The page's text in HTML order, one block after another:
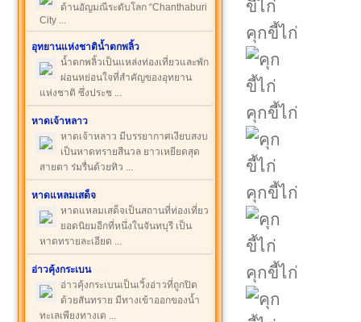
ด้านอัญมณีระดับโลก “Chanthaburi
City ...
อุทยานแห่งชาติน้ำตกพลิ้ว
น้ำตกพลิ้วเป็นแหล่งท่องเที่ยวและพัก
ผ่อนหย่อนใจที่สำคัญของอุทยาน
แห่งชาติ ซึ่งประช ...
หาดเจ้าหลาว
หาดเจ้าหลาว มีบรรยากาศเงียบสงบ
เป็นหาดทรายสีนวล ยาวเหยียดสุด
สายตา ร่มรื่นด้วยทิว ...
หาดแหลมเสด็จ
หาดแหลมเสด็จเป็นสถานที่ท่องเที่ยว
ยอดนิยมอีกที่หนึ่งในจันทบุรี เป็น
หาดทรายละเอียด ...
อ่าวคุ้งกระเบน
อ่าวคุ้งกระเบนเป็นเวิ้งอ่าวที่ถูกปิด
ด้วยสันทราย มีทางเข้าออกของน้ำ
ทะเลเพียงทางเด ...
คุกขี้ไก่
คุกขี้ไก่
คุกขี้ไก่
คุกขี้ไก่